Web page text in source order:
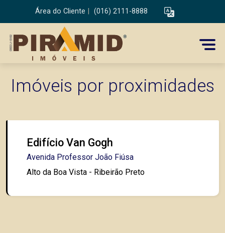
Área do Cliente (016) 2111-8888
Imóveis por proximidades
Edifício Van Gogh
Avenida Professor João Fiúsa
Alto da Boa Vista - Ribeirão Preto